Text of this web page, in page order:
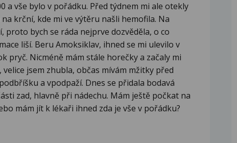
a vše bylo v pořádku. Před týdnem mi ale otekly
krční, kde mi ve výtěru našli hemofila. Na
bych se ráda nejprve dozvěděla, o co
liší. Beru Amoksiklav, ihned se mi ulevilo v
pryč. Nicméně mám stále horečky a začaly mi
jsem zhubla, občas mívám mžitky před
a vpodpaží. Dnes se přidala bodavá
zad, hlavně při nádechu. Mám ještě počkat na
mám jít k lékaři ihned zda je vše v pořádku?